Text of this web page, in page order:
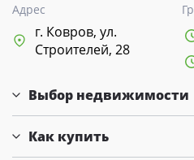
Адрес
г. Ковров, ул.
Строителей, 28
Выбор недвижимости
Как купить